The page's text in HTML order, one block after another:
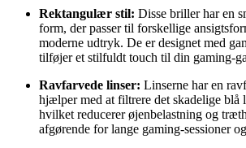
Rektangulær stil: Disse briller har en
form, der passer til forskellige
moderne udtryk. De er designet med
tilføjer et stilfuldt touch til din gaming-
Ravfarvede linser: Linserne har en
hjælper med at filtrere det skadelige blå
hvilket reducerer øjenbelastning og
afgørende for lange gaming-sessioner